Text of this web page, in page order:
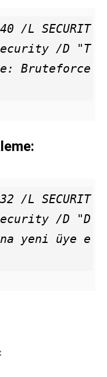
/L SECURIT
/D "T
Bruteforce
/L SECURIT
/D "D
yeni üye e